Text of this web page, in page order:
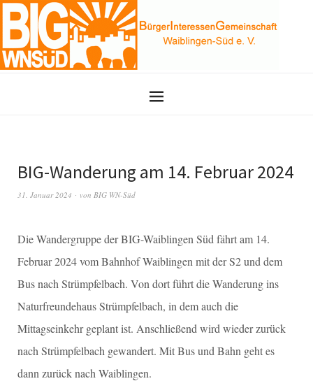
BIG-Wanderung am 14. Februar 2024
31. Januar 2024 von BIG WN-Süd
Die Wandergruppe der BIG-Waiblingen Süd fährt am 14.
Februar 2024 vom Bahnhof Waiblingen mit der S2 und dem
Bus nach Strümpfelbach. Von dort führt die Wanderung ins
Naturfreundehaus Strümpfelbach, in dem auch die
Mittagseinkehr geplant ist. Anschließend wird wieder zurück
nach Strümpfelbach gewandert. Mit Bus und Bahn geht es
dann zurück nach Waiblingen.